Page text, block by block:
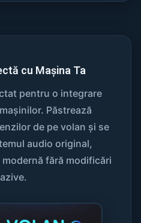
cu Mașina Ta
pentru o integrare
Păstrează
de pe volan și se
audio original,
fără modificări